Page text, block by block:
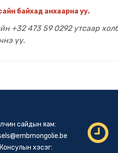
байхад анхаарна уу.
+32 473 59 0292 утсаар
үү.
сайдын яам:
Консулын хэсэг: